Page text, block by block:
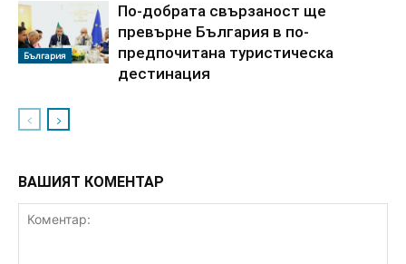
България
По‑добрата свързаност ще
превърне България в по-
предпочитана туристическа
дестинация
ВАШИЯТ КОМЕНТАР